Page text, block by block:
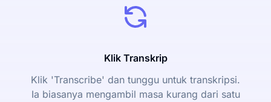
Klik Transkrip
Klik 'Transcribe' dan tunggu untuk transkripsi.
Ia biasanya mengambil masa kurang dari satu